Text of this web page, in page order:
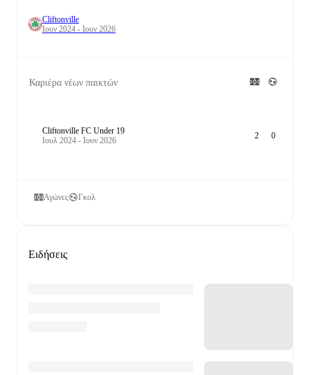
Cliftonville
Ιουν 2024 - Ιουν 2026
Καριέρα νέων παικτών
Cliftonville FC Under 19
Ιουλ 2024 - Ιουν 2026
2 0
Αγώνες Γκολ
Ειδήσεις